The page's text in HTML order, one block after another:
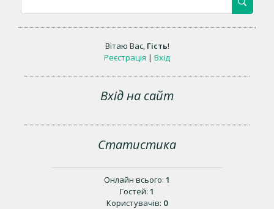
Вітаю Вас, Гість!
Реєстрація | Вхід
Вхід на сайт
Статистика
Онлайн всього: 1
Гостей: 1
Користувачів: 0